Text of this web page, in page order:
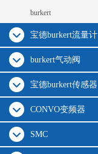
burkert
宝德burkert流量计
burkert气动阀
宝德burkert传感器
CONVO变频器
SMC